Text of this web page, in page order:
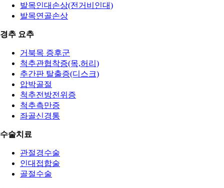
발목인대손상(전거비인대)
발목연골손상
경추 요추
거북목 증후군
척추관협착증(목,허리)
추간판 탈출증(디스크)
압박골절
척추전방전위증
척추측만증
좌골신경통
수술치료
관절경수술
인대접합술
골절수술